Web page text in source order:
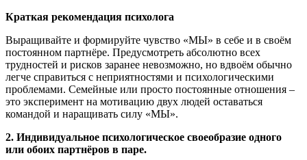
Краткая рекомендация психолога
Выращивайте и формируйте чувство «МЫ» в себе и в своём
постоянном партнёре. Предусмотреть абсолютно всех
трудностей и рисков заранее невозможно, но вдвоём обычно
легче справиться с неприятностями и психологическими
проблемами. Семейные или просто постоянные отношения –
это эксперимент на мотивацию двух людей оставаться
командой и наращивать силу «МЫ».
2. Индивидуальное психологическое своеобразие одного
или обоих партнёров в паре.